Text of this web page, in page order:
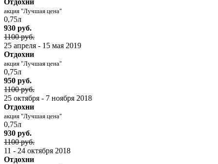
акция "Лучшая цена"
0,75л
930 руб.
1100 руб.
25 апреля - 15 мая 2019
Отдохни
акция "Лучшая цена"
0,75л
950 руб.
1100 руб.
25 октября - 7 ноября 2018
Отдохни
акция "Лучшая цена"
0,75л
930 руб.
1100 руб.
11 - 24 октября 2018
Отдохни